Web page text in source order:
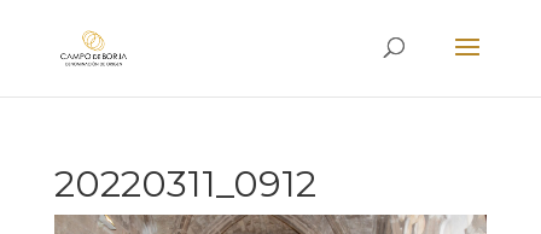
20220311_0912